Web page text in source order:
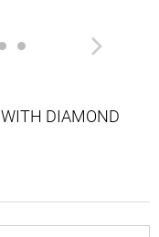
WITH DIAMOND